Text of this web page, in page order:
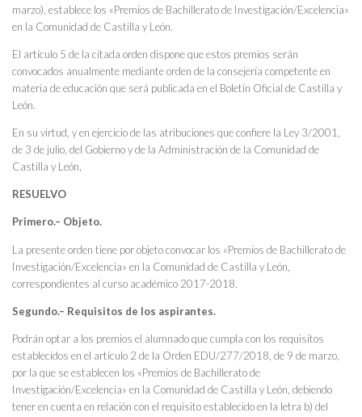
marzo), establece los «Premios de Bachillerato de Investigación/Excelencia»
en la Comunidad de Castilla y León.
El artículo 5 de la citada orden dispone que estos premios serán
convocados anualmente mediante orden de la consejería competente en
materia de educación que será publicada en el Boletín Oficial de Castilla y
León.
En su virtud, y en ejercicio de las atribuciones que confiere la Ley 3/2001,
de 3 de julio, del Gobierno y de la Administración de la Comunidad de
Castilla y León,
RESUELVO
Primero.– Objeto.
La presente orden tiene por objeto convocar los «Premios de Bachillerato de
Investigación/Excelencia» en la Comunidad de Castilla y León,
correspondientes al curso académico 2017-2018.
Segundo.– Requisitos de los aspirantes.
Podrán optar a los premios el alumnado que cumpla con los requisitos
establecidos en el artículo 2 de la Orden EDU/277/2018, de 9 de marzo,
por la que se establecen los «Premios de Bachillerato de
Investigación/Excelencia» en la Comunidad de Castilla y León, debiendo
tener en cuenta en relación con el requisito establecido en la letra b) del